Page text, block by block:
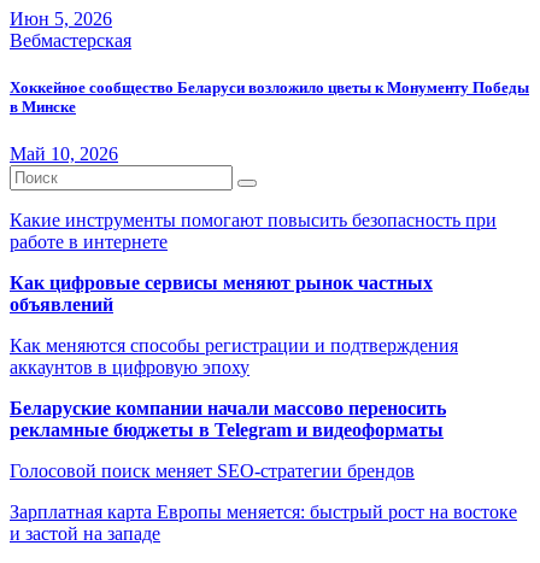
Июн 5, 2026
Вебмастерская
Хоккейное сообщество Беларуси возложило цветы к Монументу Победы
в Минске
Май 10, 2026
Какие инструменты помогают повысить безопасность при
работе в интернете
Как цифровые сервисы меняют рынок частных
объявлений
Как меняются способы регистрации и подтверждения
аккаунтов в цифровую эпоху
Беларуские компании начали массово переносить
рекламные бюджеты в Telegram и видеоформаты
Голосовой поиск меняет SEO-стратегии брендов
Зарплатная карта Европы меняется: быстрый рост на востоке
и застой на западе